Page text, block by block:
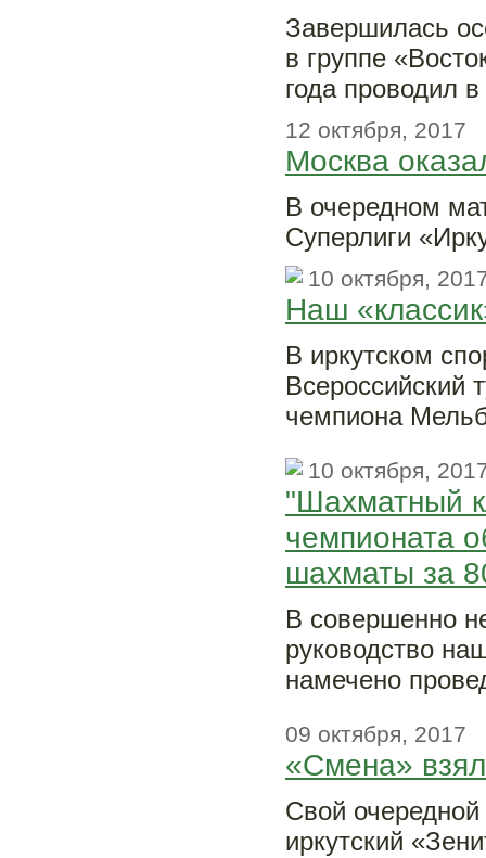
Завершилась
в группе
года проводил
12 октября, 2017
Москва
В очередном
Суперлиги
10 октября,
Наш
В иркутском
Всероссийский
чемпиона
10 октября,
"Шахматный
чемпионата
шахматы за
В совершенно
руководство
намечено
09 октября, 2017
«Смена»
Свой
иркутский